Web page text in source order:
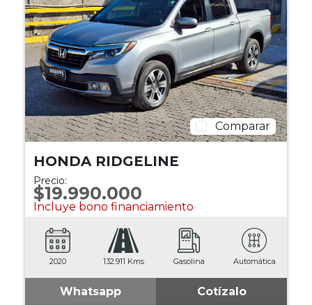
Comparar
HONDA RIDGELINE
Precio:
$19.990.000
Incluye bono financiamiento
2020 132.911 Kms Gasolina Automática
Whatsapp Cotízalo